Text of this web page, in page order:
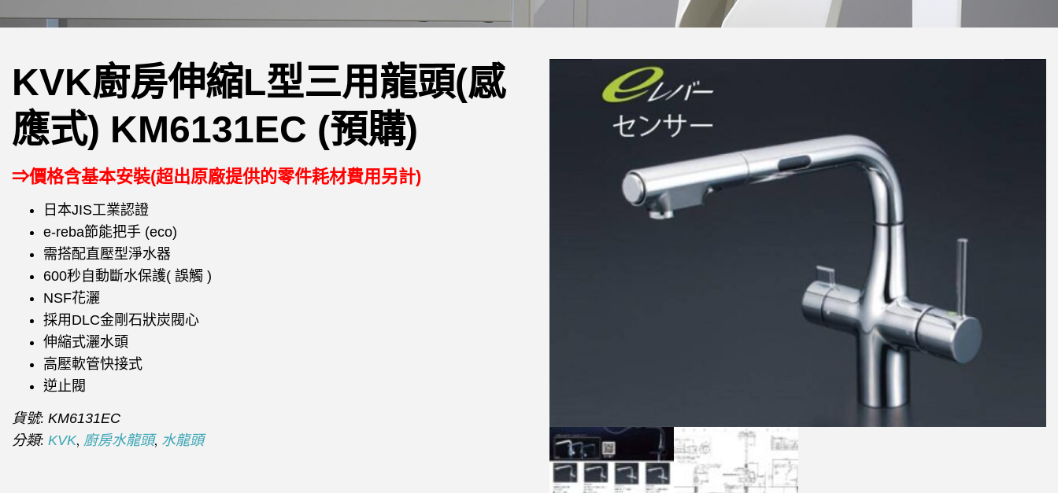
KVK廚房伸縮L型三用龍頭(感
應式) KM6131EC (預購)
⇒價格含基本安裝(超出原廠提供的零件耗材費用另計)
日本JIS工業認證
e-reba節能把手 (eco)
需搭配直壓型淨水器
600秒自動斷水保護( 誤觸 )
NSF花灑
採用DLC金剛石狀炭閥心
伸縮式灑水頭
高壓軟管快接式
逆止閥
貨號: KM6131EC
分類: KVK, 廚房水龍頭, 水龍頭